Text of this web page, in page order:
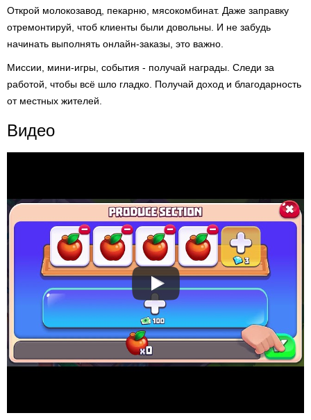
Открой молокозавод, пекарню, мясокомбинат. Даже заправку
отремонтируй, чтоб клиенты были довольны. И не забудь
начинать выполнять онлайн-заказы, это важно.
Миссии, мини-игры, события - получай награды. Следи за
работой, чтобы всё шло гладко. Получай доход и благодарность
от местных жителей.
Видео